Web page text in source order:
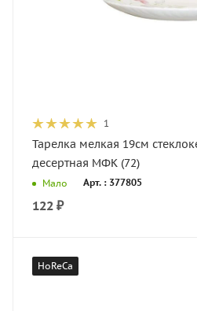
1
Тарелка мелкая 19см
десертная МФК (72)
Мало Арт. : 377805
122 ₽
HoReCa